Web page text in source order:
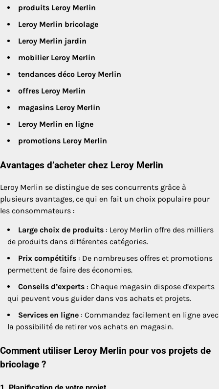
produits Leroy Merlin
Leroy Merlin bricolage
Leroy Merlin jardin
mobilier Leroy Merlin
tendances déco Leroy Merlin
offres Leroy Merlin
magasins Leroy Merlin
Leroy Merlin en ligne
promotions Leroy Merlin
Avantages d’acheter chez Leroy Merlin
Leroy Merlin se distingue de ses concurrents grâce à
plusieurs avantages, ce qui en fait un choix populaire pour
les consommateurs :
Large choix de produits : Leroy Merlin offre des milliers
de produits dans différentes catégories.
Prix compétitifs : De nombreuses offres et promotions
permettent de faire des économies.
Conseils d’experts : Chaque magasin dispose d’experts
qui peuvent vous guider dans vos achats et projets.
Services en ligne : Commandez facilement en ligne avec
la possibilité de retirer vos achats en magasin.
Comment utiliser Leroy Merlin pour vos projets de
bricolage ?